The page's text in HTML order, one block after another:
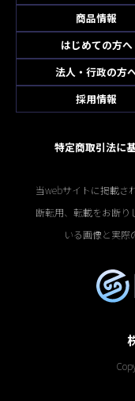
商品情報
はじめての方へ
法人・行政の方
採用情報
特定商取引法に
当webサイトに掲載さ
断転用、転載をお断り
いる画像と実際